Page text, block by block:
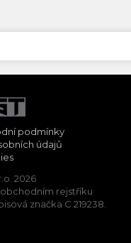
podmínky
údajů
2026
rejstříku
značka C 219238.